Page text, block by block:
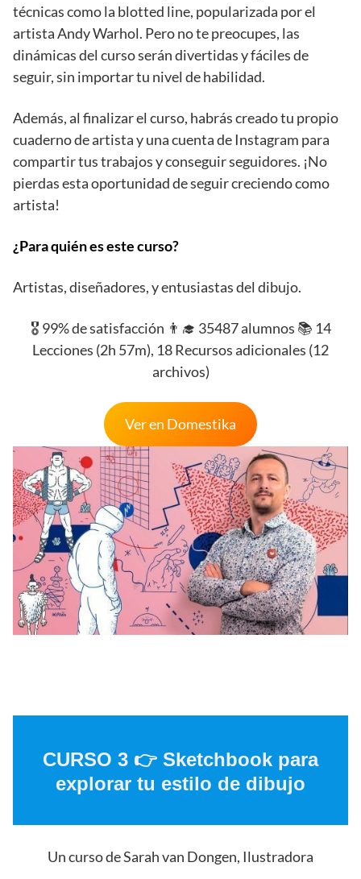
técnicas como la blotted line, popularizada por el
artista Andy Warhol. Pero no te preocupes, las
dinámicas del curso serán divertidas y fáciles de
seguir, sin importar tu nivel de habilidad.
Además, al finalizar el curso, habrás creado tu propio
cuaderno de artista y una cuenta de Instagram para
compartir tus trabajos y conseguir seguidores. ¡No
pierdas esta oportunidad de seguir creciendo como
artista!
¿Para quién es este curso?
Artistas, diseñadores, y entusiastas del dibujo.
🎖️ 99% de satisfacción 👨‍🎓 35487 alumnos 📚 14
Lecciones (2h 57m), 18 Recursos adicionales (12
archivos)
Ver en Domestika
CURSO 3 👉 Sketchbook para
explorar tu estilo de dibujo
Un curso de Sarah van Dongen, Ilustradora